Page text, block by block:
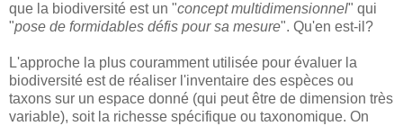
que la biodiversité est un "concept multidimensionnel" qui
"pose de formidables défis pour sa mesure". Qu'en est-il?
L'approche la plus couramment utilisée pour évaluer la
biodiversité est de réaliser l'inventaire des espèces ou
taxons sur un espace donné (qui peut être de dimension très
variable), soit la richesse spécifique ou taxonomique. On